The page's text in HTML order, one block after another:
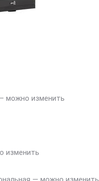
можно изменить
изменить